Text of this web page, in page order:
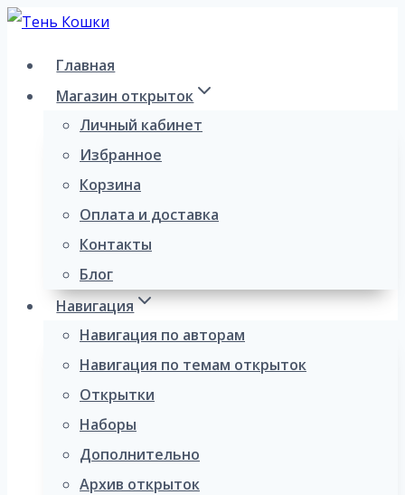
Перейти
содержимому
Главная
Магазин открыток
Личный кабинет
Избранное
Корзина
Оплата и доставка
Контакты
Блог
Навигация
Навигация по авторам
Навигация по темам открыток
Открытки
Наборы
Дополнительно
Архив открыток